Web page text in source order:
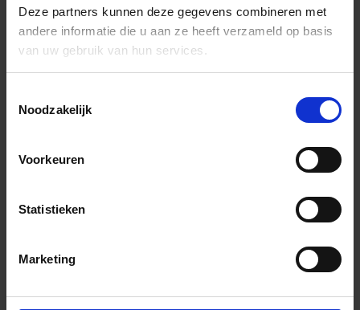
Deze partners kunnen deze gegevens combineren met
andere informatie die u aan ze heeft verzameld op basis
van uw gebruik van hun services.
Noodzakelijk
Voorkeuren
Statistieken
Marketing